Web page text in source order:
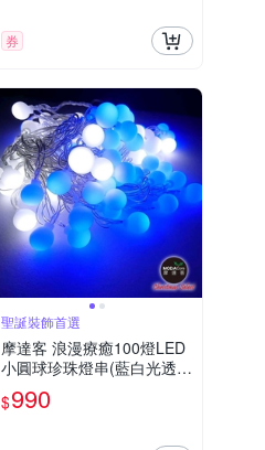
券
聖誕裝飾首選
摩達客 浪漫療癒100燈LED
小圓球珍珠燈串(藍白光透明
線/USB接頭)聖誕燈
$990